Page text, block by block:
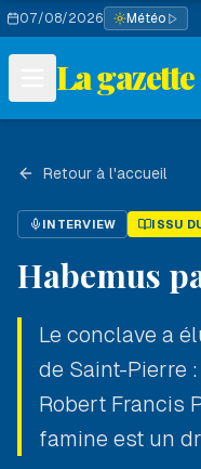
07/08/2026 Météo
La gazette
Retour à l'accueil
INTERVIEW ISSU
Habemus
Le conclave a
de Saint-Pierre
Robert Francis
famine est un